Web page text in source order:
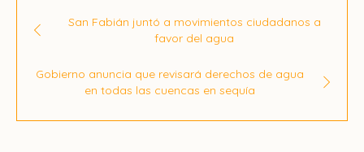
San Fabián juntó a movimientos ciudadanos a
favor del agua
Gobierno anuncia que revisará derechos de agua
en todas las cuencas en sequía